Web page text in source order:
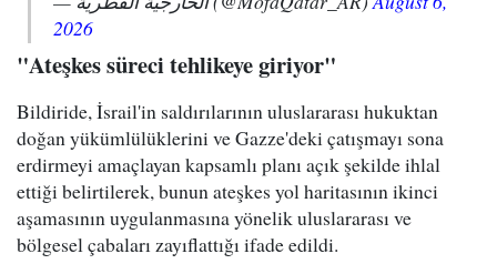
2026
"Ateşkes süreci tehlikeye giriyor"
Bildiride, İsrail'in saldırılarının uluslararası hukuktan
doğan yükümlülüklerini ve Gazze'deki çatışmayı sona
erdirmeyi amaçlayan kapsamlı planı açık şekilde ihlal
ettiği belirtilerek, bunun ateşkes yol haritasının ikinci
aşamasının uygulanmasına yönelik uluslararası ve
bölgesel çabaları zayıflattığı ifade edildi.